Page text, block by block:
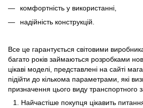
комфортність у використанні,
надійність конструкцій.
Все це гарантується світовими
багато років займаються розробками
цікаві моделі, представлені на сайті
підійти до кількома параметрами, які
призначення цього виду транспортного
Найчастіше покупця цікавить